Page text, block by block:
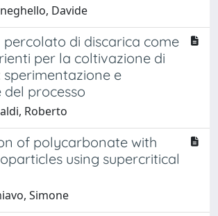
Davide
percolato di discarica come
per la coltivazione di
sperimentazione e
del processo
Roberto
of polycarbonate with
using supercritical
Simone